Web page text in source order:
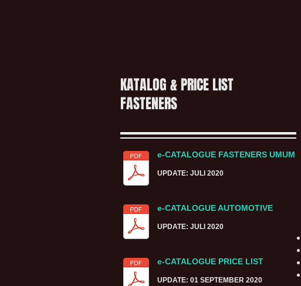
KATALOG & PRICE LIST
FASTENERS
e-CATALOGUE FASTENERS UMUM
UPDATE: JULI 2020
e-CATALOGUE AUTOMOTIVE
UPDATE: JULI 2020
e-CATALOGUE PRICE LIST
UPDATE: 01 SEPTEMBER 2020